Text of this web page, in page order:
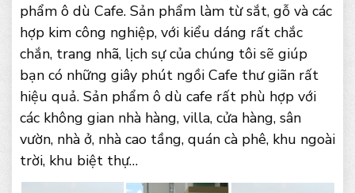
phẩm ô dù Cafe. Sản phẩm làm từ sắt, gỗ và các
hợp kim công nghiệp, với kiểu dáng rất chắc
chắn, trang nhã, lịch sự của chúng tôi sẽ giúp
bạn có những giây phút ngồi Cafe thư giãn rất
hiệu quả. Sản phẩm ô dù cafe rất phù hợp với
các không gian nhà hàng, villa, cửa hàng, sân
vườn, nhà ở, nhà cao tầng, quán cà phê, khu ngoài
trời, khu biệt thự…